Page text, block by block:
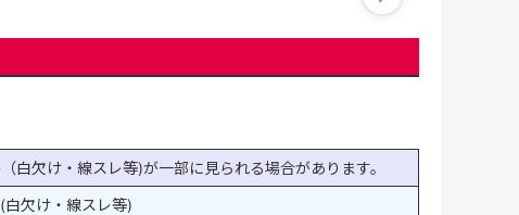
欠け・線スレ等)が一部に見られる場合があります。
欠け・線スレ等)